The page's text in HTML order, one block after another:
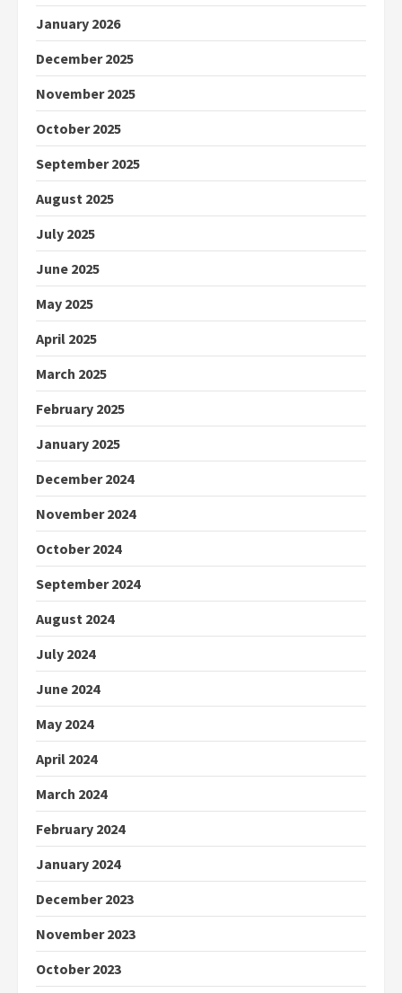
January 2026
December 2025
November 2025
October 2025
September 2025
August 2025
July 2025
June 2025
May 2025
April 2025
March 2025
February 2025
January 2025
December 2024
November 2024
October 2024
September 2024
August 2024
July 2024
June 2024
May 2024
April 2024
March 2024
February 2024
January 2024
December 2023
November 2023
October 2023